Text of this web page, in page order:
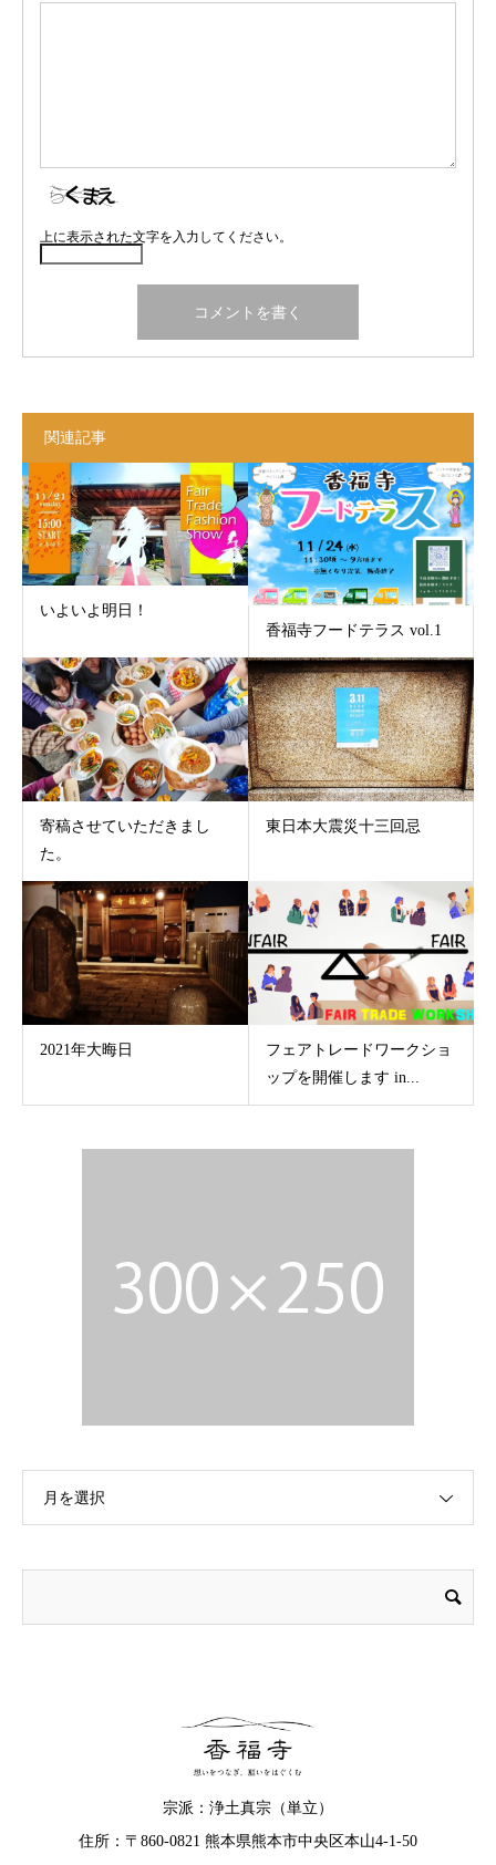
上に表示された文字を入力してください。
関連記事
いよいよ明日！
香福寺フードテラス vol.1
寄稿させていただきまし
た。
東日本大震災十三回忌
2021年大晦日
フェアトレードワークショ
ップを開催します in...
月を選択
宗派：浄土真宗（単立）
住所：〒860-0821 熊本県熊本市中央区本山4-1-50